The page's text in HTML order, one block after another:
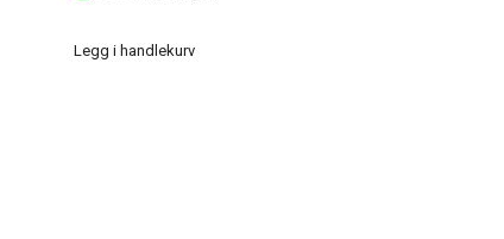
Legg i handlekurv